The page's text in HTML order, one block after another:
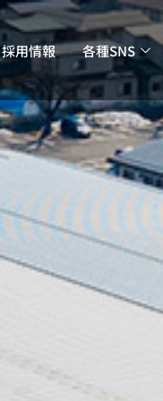
採用情報 各種SNS